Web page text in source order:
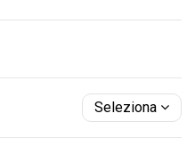
Seleziona